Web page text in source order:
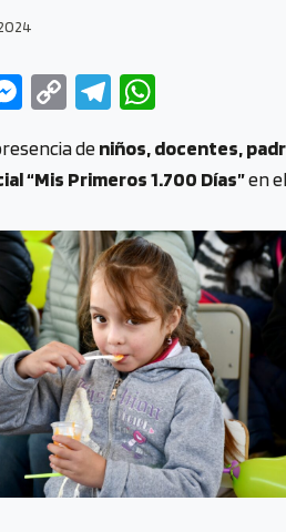
M
se
n
g
er
C
py
Li
n
k
Te
gr
a
m
at
s
A
p
p
deniños, docentes,
“Mis Primeros 1.700 Días”en el